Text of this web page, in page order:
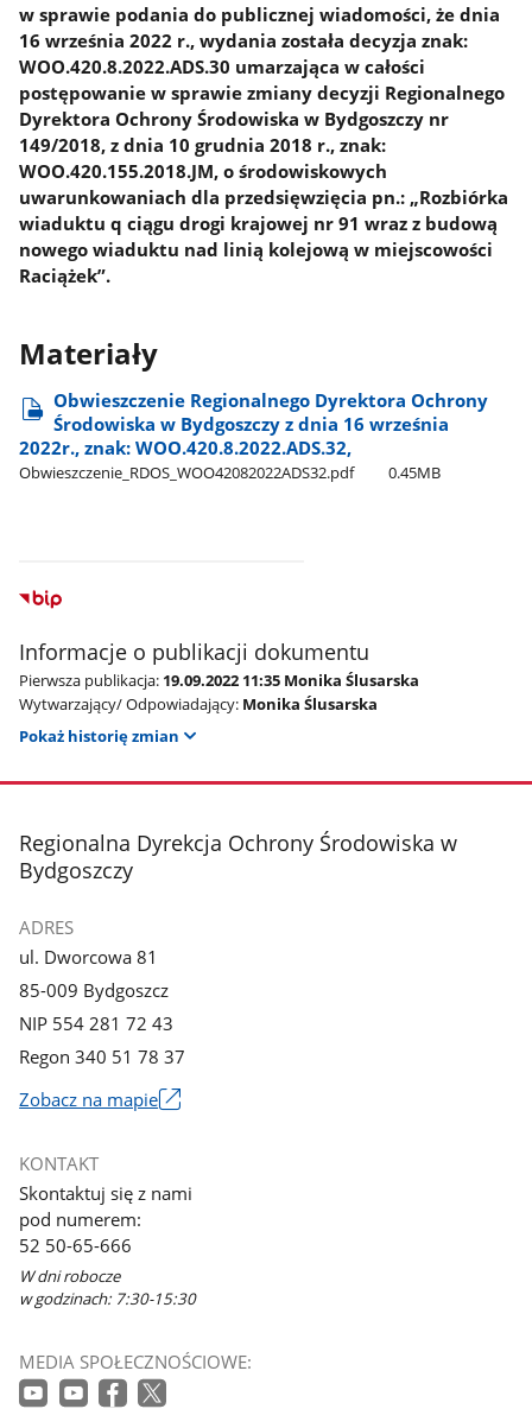
w sprawie podania do publicznej wiadomości, że dnia
16 września 2022 r., wydania została decyzja znak:
WOO.420.8.2022.ADS.30 umarzająca w całości
postępowanie w sprawie zmiany decyzji Regionalnego
Dyrektora Ochrony Środowiska w Bydgoszczy nr
149/2018, z dnia 10 grudnia 2018 r., znak:
WOO.420.155.2018.JM, o środowiskowych
uwarunkowaniach dla przedsięwzięcia pn.: „Rozbiórka
wiaduktu q ciągu drogi krajowej nr 91 wraz z budową
nowego wiaduktu nad linią kolejową w miejscowości
Raciążek”.
Materiały
Obwieszczenie Regionalnego Dyrektora Ochrony
Środowiska w Bydgoszczy z dnia 16 września
2022r., znak: WOO.420.8.2022.ADS.32,
Obwieszczenie​_RDOS​_WOO42082022ADS32.pdf 0.45MB
Informacje o publikacji dokumentu
Pierwsza publikacja: 19.09.2022 11:35 Monika Ślusarska
Wytwarzający/ Odpowiadający: Monika Ślusarska
Pokaż historię zmian
stopka
Regionalna Dyrekcja Ochrony Środowiska w
Bydgoszczy
ADRES
ul. Dworcowa 81
85-009 Bydgoszcz
NIP 554 281 72 43
Regon 340 51 78 37
Zobacz na mapie
się
w
nowym
oknie
KONTAKT
Skontaktuj się z nami
pod numerem:
52 50-65-666
W dni robocze
w godzinach: 7:30-15:30
MEDIA SPOŁECZNOŚCIOWE: